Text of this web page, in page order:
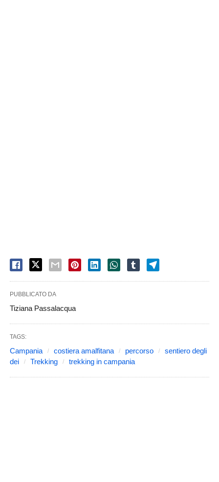
PUBBLICATO DA
Tiziana Passalacqua
TAGS:
Campania costiera amalfitana percorso
sentiero degli
dei
Trekking trekking in campania